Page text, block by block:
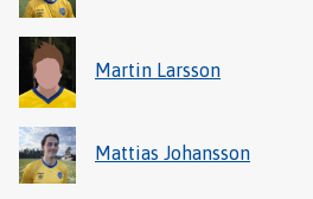
Martin Larsson
Mattias Johansson